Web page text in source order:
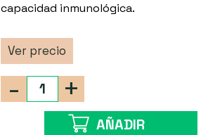
capacidad inmunológica.
Ver precio
+
-
AÑADIR